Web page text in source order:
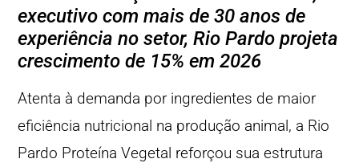
executivo com mais de 30 anos de
experiência no setor, Rio Pardo projeta
crescimento de 15% em 2026
Atenta à demanda por ingredientes de maior
eficiência nutricional na produção animal, a Rio
Pardo Proteína Vegetal reforçou sua estrutura